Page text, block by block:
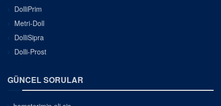
DolliPrim
Metri-Doll
DolliSipra
Dolli-Prost
GÜNCEL SORULAR